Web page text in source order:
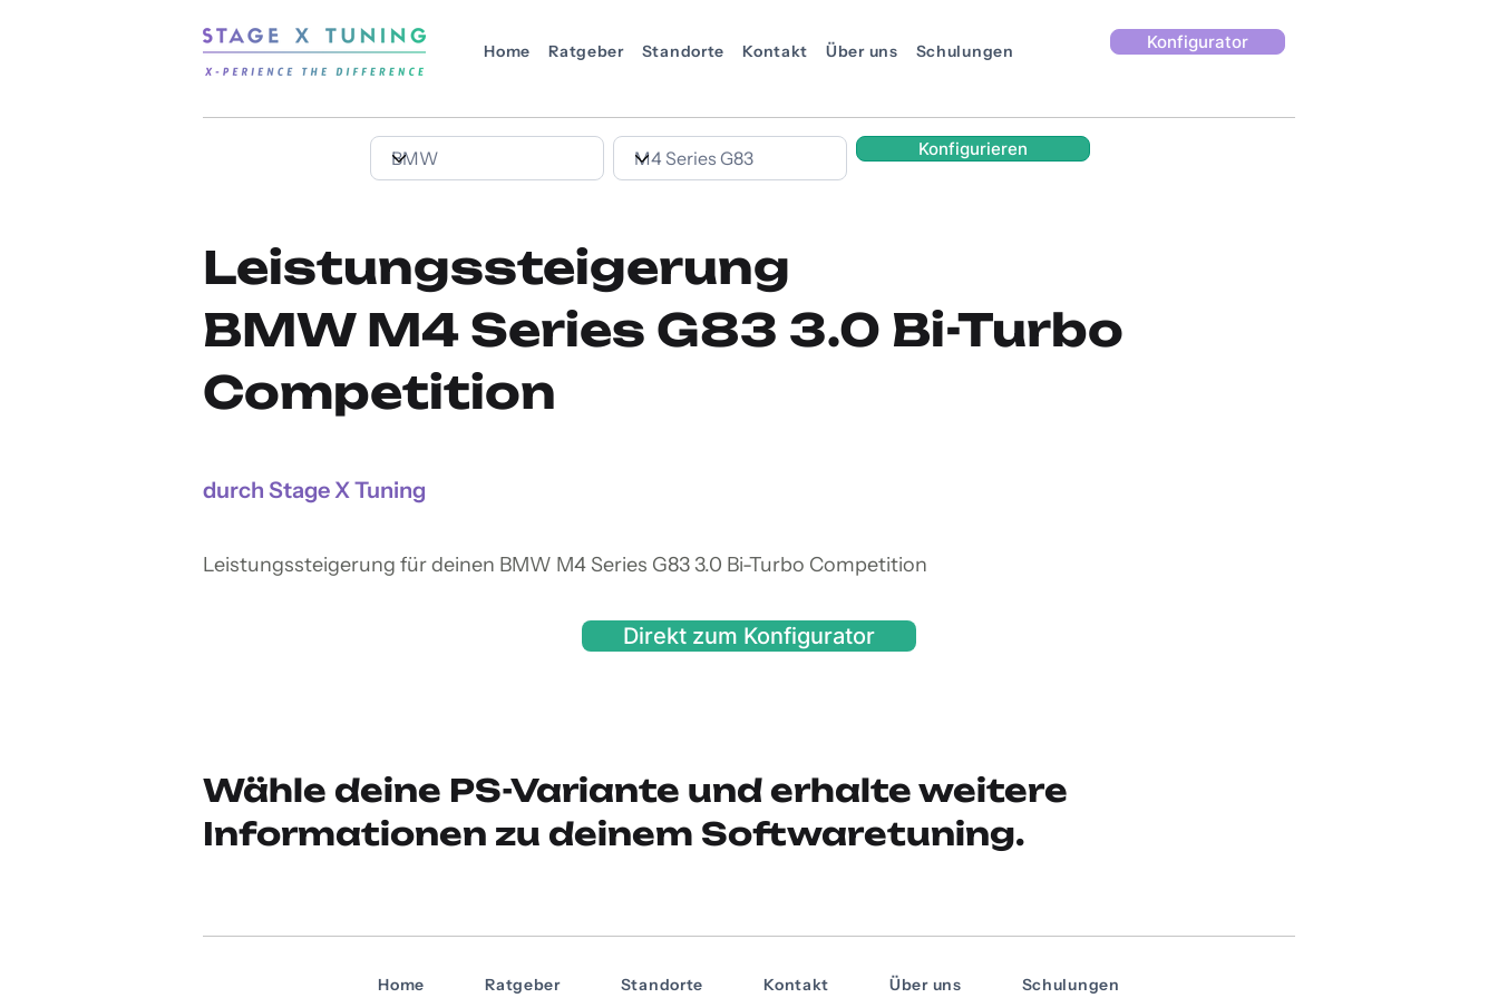
Home Ratgeber Standorte Kontakt Über uns Schulungen Konfigurator
Konfigurieren
Leistungssteigerung
BMW M4 Series G83 3.0 Bi-Turbo
Competition
durch Stage X Tuning
Leistungssteigerung für deinen BMW M4 Series G83 3.0 Bi-Turbo Competition
Direkt zum Konfigurator
Wähle deine PS-Variante und erhalte weitere
Informationen zu deinem Softwaretuning.
Home Ratgeber Standorte Kontakt Über uns Schulungen